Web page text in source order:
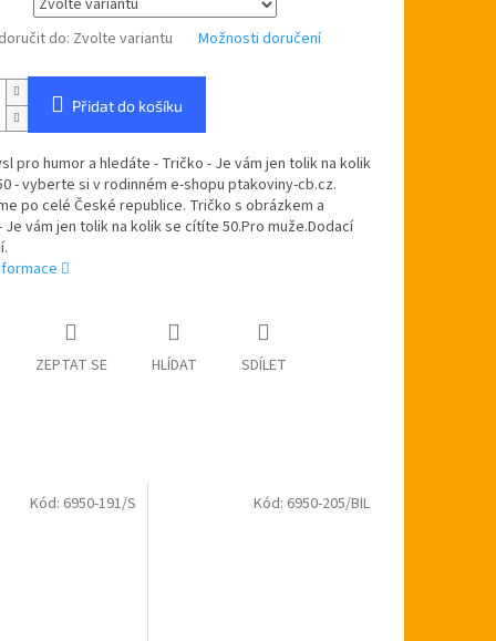
do: Zvolte variantu Možnosti doručení
Přidat do košíku
pro humor a hledáte - Tričko - Je vám jen tolik na kolik
- vyberte si v rodinném e-shopu ptakoviny-cb.cz.
po celé České republice. Tričko s obrázkem a
Je vám jen tolik na kolik se cítíte 50.Pro muže.Dodací
ZEPTAT SE HLÍDAT SDÍLET
Kód: 6950-191/S Kód: 6950-205/BIL